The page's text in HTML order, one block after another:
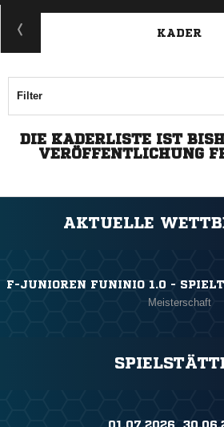
KADER
Filter
DIE KADERLISTE IST
VERÖFFENTLICHUNG
AKTUELLE
F-JUNIOREN FUNINIO 1.0 -
Meisterschaft